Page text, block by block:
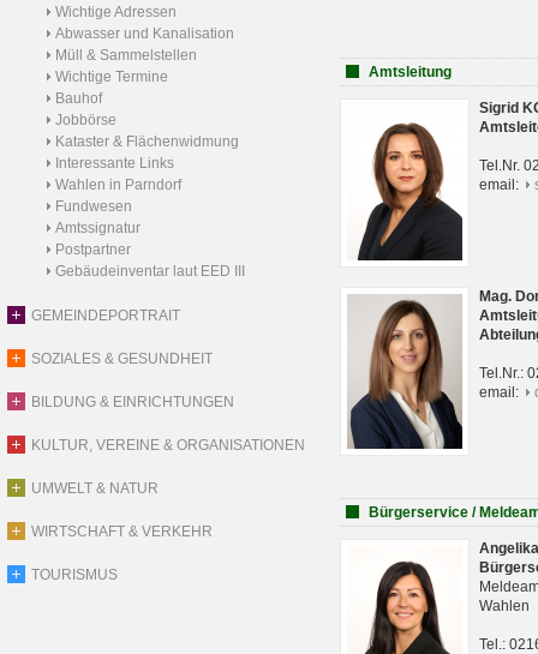
Wichtige Adressen
Abwasser und Kanalisation
Müll & Sammelstellen
Wichtige Termine
Bauhof
Jobbörse
Kataster & Flächenwidmung
Interessante Links
Wahlen in Parndorf
Fundwesen
Amtssignatur
Postpartner
Gebäudeinventar laut EED III
GEMEINDEPORTRAIT
SOZIALES & GESUNDHEIT
BILDUNG & EINRICHTUNGEN
KULTUR, VEREINE & ORGANISATIONEN
UMWELT & NATUR
WIRTSCHAFT & VERKEHR
TOURISMUS
Amtsleitung
Sigrid
Tel.Nr.
email:
Mag.
Tel.Nr.:
email:
Bürgerservice /
Wahlen
Tel.: